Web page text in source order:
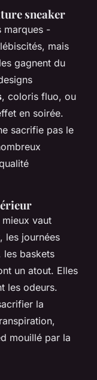
sneaker
marques -
mais
gagnent du
, coloris fluo, ou
en soirée.
sacrifie pas le
vaut
les journées
les baskets
un atout. Elles
les odeurs.
la
mouillé par la